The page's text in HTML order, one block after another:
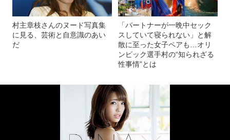
村主章枝さんのヌード写真集
に見る、芸術と自意識のあい
だ
「パートナーが一晩中セック
スしていて寝られない」と解
散に至った女子ペアも…オリ
ンピック選手村の“知られざる
性事情”とは